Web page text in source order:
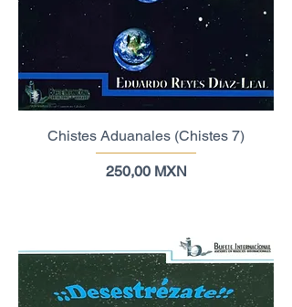
Chistes Aduanales (Chistes 7)
Precio
250,00 MXN